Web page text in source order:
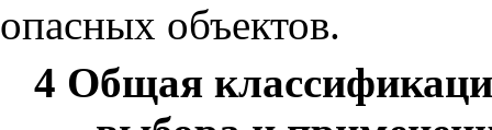
опасных объектов.
4 Общая